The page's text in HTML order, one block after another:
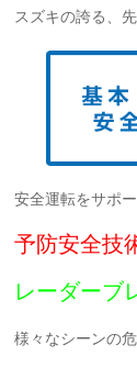
スズキの誇る、
安全運転をサポ
予防安全技
レーダーブ
様々なシーンの